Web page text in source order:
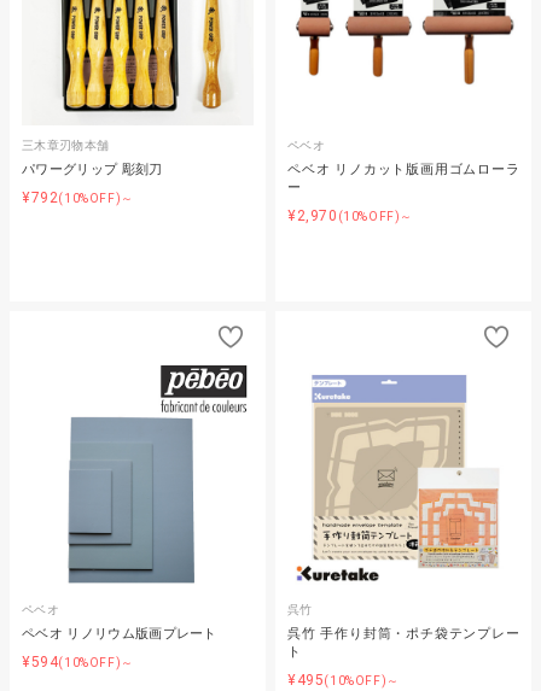
三木章刃物本舗
パワーグリップ 彫刻刀
¥792(10%OFF)～
ペベオ
ペベオ リノカット版画用ゴムローラ
ー
¥2,970 (10%OFF)～
ペベオ
ペベオ リノリウム版画プレート
¥594(10%OFF)～
呉竹
呉竹 手作り封筒・ポチ袋テンプレー
ト
¥495(10%OFF)～